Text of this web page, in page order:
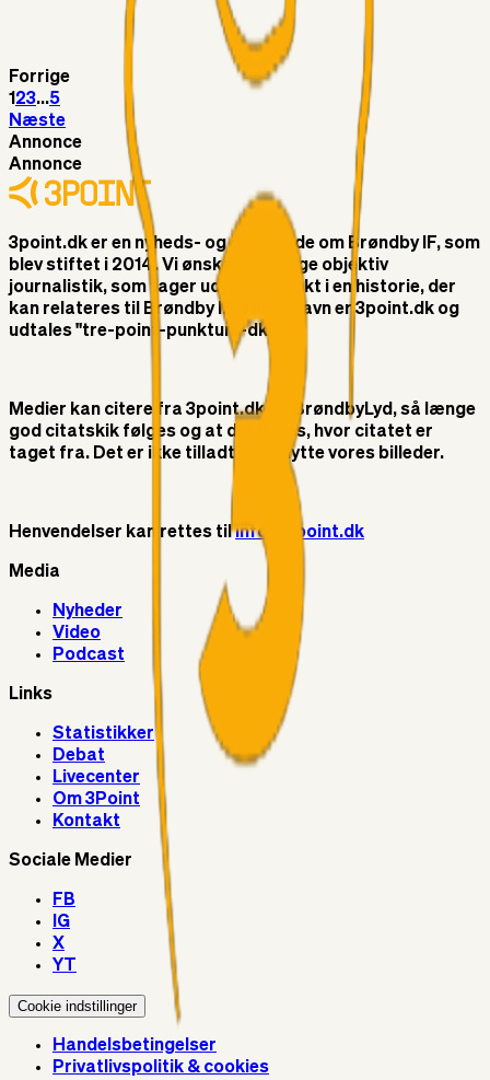
Helvede_I_Nord
02. aug. 2026
Forrige
1 23...5
Næste
Annonce
Annonce
3point.dk er en nyheds- og debatside om Brøndby IF, som
blev stiftet i 2014. Vi ønsker at bringe objektiv
journalistik, som tager udgangspunkt i en historie, der
kan relateres til Brøndby IF. Vores navn er 3point.dk og
udtales "tre-point-punktum-dk"
Medier kan citere fra 3point.dk og BrøndbyLyd, så længe
god citatskik følges og at der linkes, hvor citatet er
taget fra. Det er ikke tilladt at benytte vores billeder.
Henvendelser kan rettes tilinfo@3point.dk
Media
Nyheder
Video
Podcast
Links
Statistikker
Debat
Livecenter
Om 3Point
Kontakt
Sociale Medier
FB
IG
X
YT
Cookie indstillinger
Handelsbetingelser
Privatlivspolitik & cookies